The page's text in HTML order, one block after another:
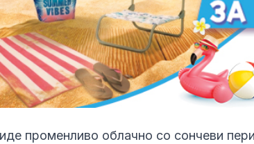
променливо облачно со сончеви